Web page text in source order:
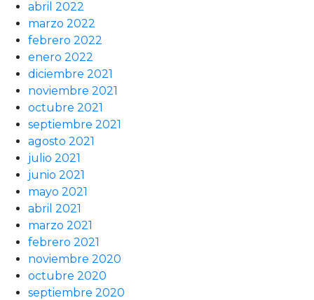
abril 2022
marzo 2022
febrero 2022
enero 2022
diciembre 2021
noviembre 2021
octubre 2021
septiembre 2021
agosto 2021
julio 2021
junio 2021
mayo 2021
abril 2021
marzo 2021
febrero 2021
noviembre 2020
octubre 2020
septiembre 2020